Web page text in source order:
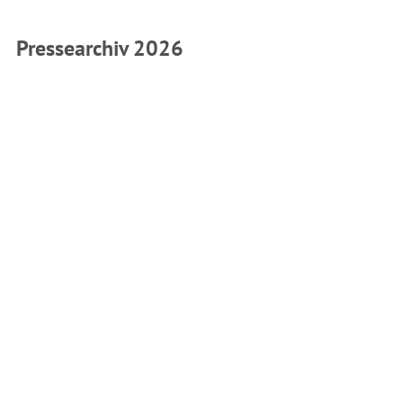
Pressearchiv 2026